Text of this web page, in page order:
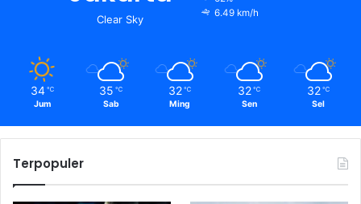
Clear Sky
6.49 km/h
34 ℃
Jum
35 ℃
Sab
32 ℃
Ming
32 ℃
Sen
32 ℃
Sel
Terpopuler